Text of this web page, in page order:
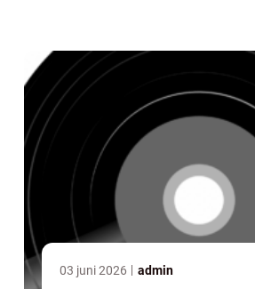
03 juni 2026 admin